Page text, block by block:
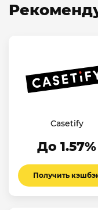
Casetify
До 1.57%
Получить